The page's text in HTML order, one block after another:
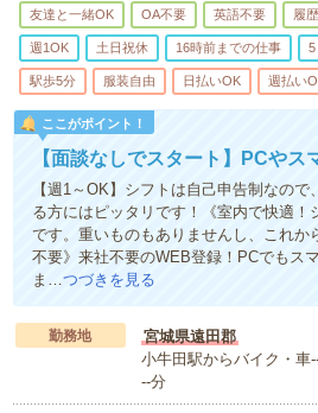
友達と一緒OK OA不要 英語不要 履
週1OK 土日祝休 16時前までの仕事 5
駅歩5分 服装自由 日払いOK 週払い
ここがポイント！
【面談なしでスタート】PCや
【週1～OK】シフトは自己申告制なの
る方にはピッタリです！《室内で快適
です。重いものもありませんし、これ
不要》来社不要のWEB登録！PCでもス
ま…つづきを見る
勤務地
宮城県遠田郡
小牛田駅からバイク・車
--分